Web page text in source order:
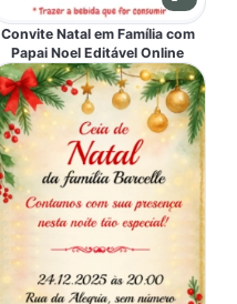
Convite Natal em Família com
Papai Noel Editável Online